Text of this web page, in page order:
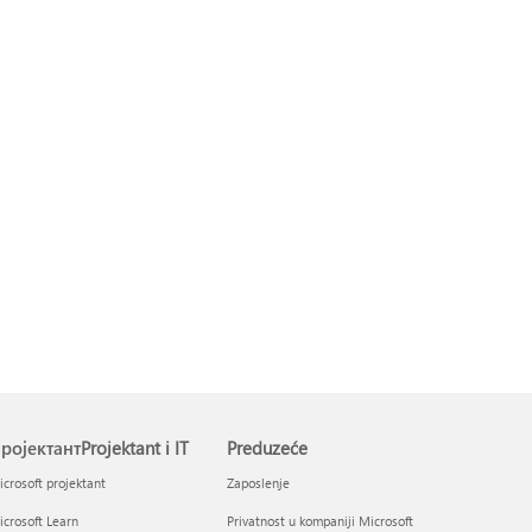
i IT
projektant
Learn
Preduzeće
Zaposlenje
Privatnost u kompaniji Microsoft